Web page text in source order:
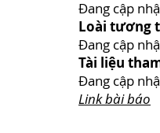
Đang cập
Loài tương
Đang cập
Tài liệu
Đang cập
Link bài báo